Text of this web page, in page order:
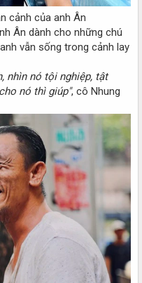
cảnh của anh Ân​
Ân dành cho những chú
vẫn sống trong cảnh lay
nhìn nó tội nghiệp, tật
nó thì giúp", cô Nhung